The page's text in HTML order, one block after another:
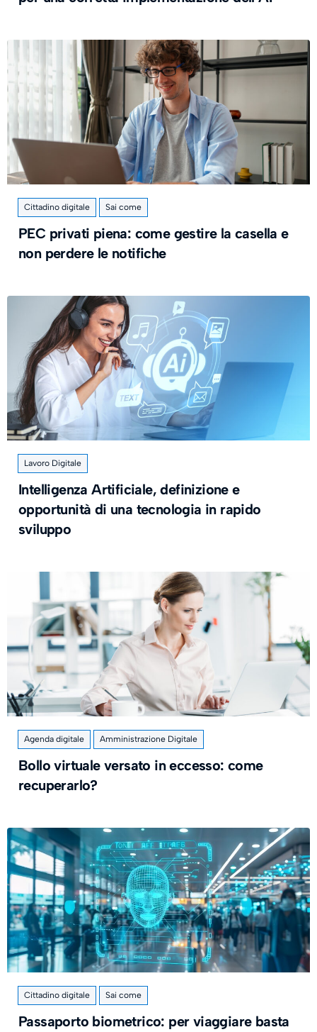
Cittadino digitale Sai come
PEC privati piena: come gestire la casella e
non perdere le notifiche
Lavoro Digitale
Intelligenza Artificiale, definizione e
opportunità di una tecnologia in rapido
sviluppo
Agenda digitale Amministrazione Digitale
Bollo virtuale versato in eccesso: come
recuperarlo?
Cittadino digitale Sai come
Passaporto biometrico: per viaggiare basta